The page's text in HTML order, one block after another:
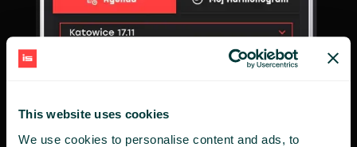
This website uses cookies
We use cookies to personalise content and ads, to